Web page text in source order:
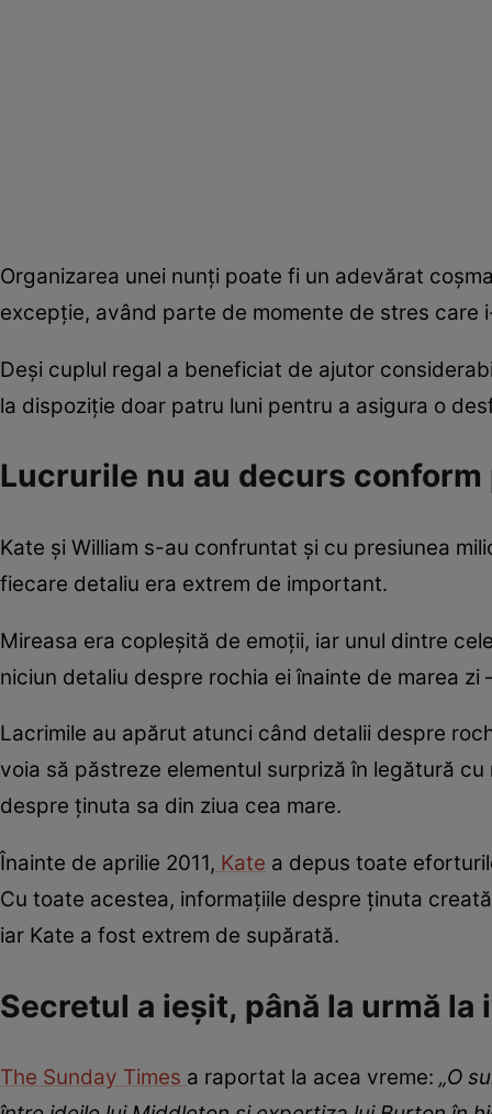
Organizarea unei nunți poate fi un adevărat
excepție, având parte de momente de stres care
Deși cuplul regal a beneficiat de ajutor
la dispoziție doar patru luni pentru a asigura o
Lucrurile nu au decurs
Kate și William s-au confruntat și cu presiunea
fiecare detaliu era extrem de important.
Mireasa era copleșită de emoții, iar unul dintre
niciun detaliu despre rochia ei înainte de marea
Lacrimile au apărut atunci când detalii despre
voia să păstreze elementul surpriză în legătură
despre ținuta sa din ziua cea mare.
Înainte de aprilie 2011, Kate a depus toate
Cu toate acestea, informațiile despre ținuta
iar Kate a fost extrem de supărată.
Secretul a ieșit, până la urmă la
The Sunday Times a raportat la acea vreme: „O